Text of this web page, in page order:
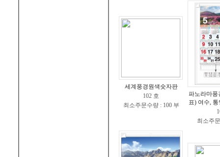
세계풍경원색숫자판
102 호
최소주문수량 : 100 부
파노라마풍
표) 여수,
최소주